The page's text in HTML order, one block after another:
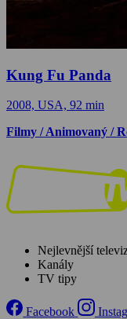
Kung Fu Panda
2008, USA, 92 min
Filmy / Animovaný /
Nejlevnější
Kanály
TV tipy
Facebook